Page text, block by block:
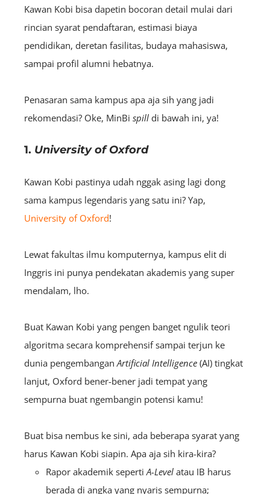
Kawan Kobi bisa dapetin bocoran detail mulai dari
rincian syarat pendaftaran, estimasi biaya
pendidikan, deretan fasilitas, budaya mahasiswa,
sampai profil alumni hebatnya.
Penasaran sama kampus apa aja sih yang jadi
rekomendasi? Oke, MinBi spill di bawah ini, ya!
1. University of Oxford
Kawan Kobi pastinya udah nggak asing lagi dong
sama kampus legendaris yang satu ini? Yap,
University of Oxford!
Lewat fakultas ilmu komputernya, kampus elit di
Inggris ini punya pendekatan akademis yang super
mendalam, lho.
Buat Kawan Kobi yang pengen banget ngulik teori
algoritma secara komprehensif sampai terjun ke
dunia pengembangan Artificial Intelligence (AI) tingkat
lanjut, Oxford bener-bener jadi tempat yang
sempurna buat ngembangin potensi kamu!
Buat bisa nembus ke sini, ada beberapa syarat yang
harus Kawan Kobi siapin. Apa aja sih kira-kira?
Rapor akademik seperti A-Level atau IB harus
berada di angka yang nyaris sempurna;